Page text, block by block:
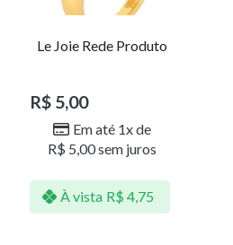
Le Joie Rede Produto
R$ 5,00
Em até 1x de
R$ 5,00sem juros
À vista R$ 4,75